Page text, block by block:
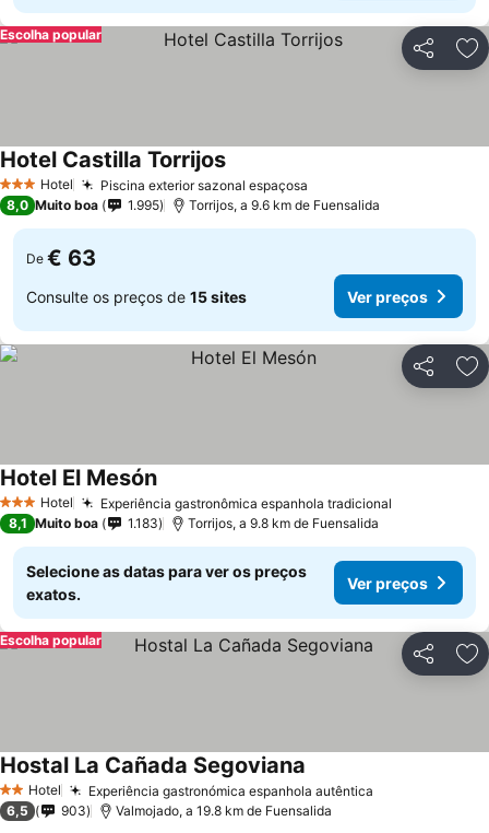
Partilhar
Escolha popular
3 EstrelasHotel Piscina exterior sazonal espaçosa
Hotel Castilla Torrijos
8,0 Muito boa 1.995 Torrijos, a 9.6 km de Fuensalida
De € 63
Consulte os preços de 15 sites Ver preços
Partilhar
3 EstrelasHotel Experiência gastronômica espanhola tradicional
Hotel El Mesón
8,1 Muito boa 1.183 Torrijos, a 9.8 km de Fuensalida
Selecione as datas para ver os preços
exatos.
Ver preços
Partilhar
Escolha popular
2 Estrelas
Hotel Experiência gastronómica espanhola autêntica
Hostal La Cañada Segoviana
6,5 903 Valmojado, a 19.8 km de Fuensalida